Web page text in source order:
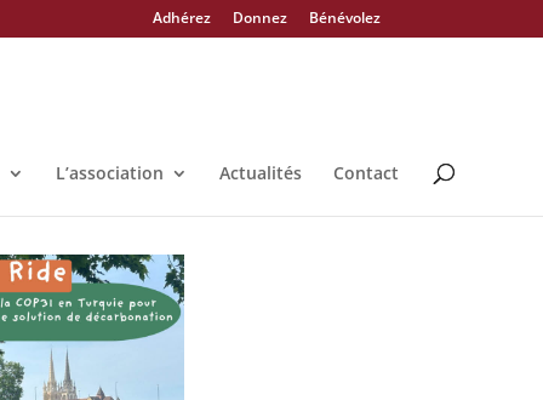
Adhérez Donnez Bénévolez
L’association Actualités Contact